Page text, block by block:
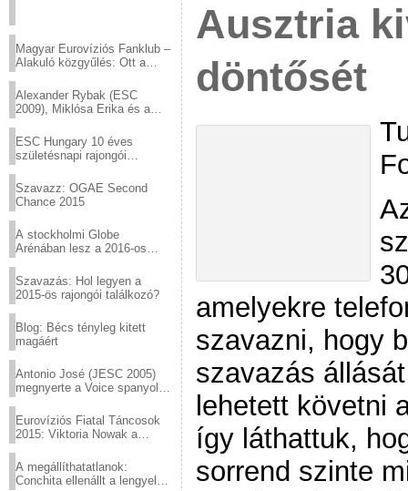
Magyar Eurovíziós Fanklub –
Alakuló közgyűlés: Ott a
Alexander Rybak (ESC
2009), Miklósa Erika és a
sztárjai a Margitszigeten
ESC Hungary 10 éves
születésnapi rajongói
Szavazz: OGAE Second
Chance 2015
A stockholmi Globe
Arénában lesz a 2016-os
Szavazás: Hol legyen a
2015-ös rajongói találkozó?
Blog: Bécs tényleg kitett
magáért
Antonio José (JESC 2005)
megnyerte a Voice spanyol
Eurovíziós Fiatal Táncosok
2015: Viktoria Nowak a
A megállíthatatlanok:
Conchita ellenállt a lengyel
Ausztria
döntősét
amelyekre
szavazni, hogy
szavazás
lehetett követni
így láthattuk,
sorrend szinte